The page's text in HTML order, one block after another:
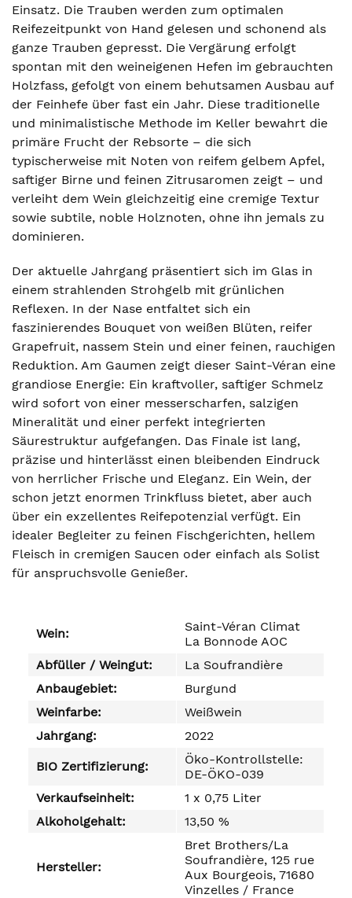
Einsatz. Die Trauben werden zum optimalen
Reifezeitpunkt von Hand gelesen und schonend als
ganze Trauben gepresst. Die Vergärung erfolgt
spontan mit den weineigenen Hefen im gebrauchten
Holzfass, gefolgt von einem behutsamen Ausbau auf
der Feinhefe über fast ein Jahr. Diese traditionelle
und minimalistische Methode im Keller bewahrt die
primäre Frucht der Rebsorte – die sich
typischerweise mit Noten von reifem gelbem Apfel,
saftiger Birne und feinen Zitrusaromen zeigt – und
verleiht dem Wein gleichzeitig eine cremige Textur
sowie subtile, noble Holznoten, ohne ihn jemals zu
dominieren.
Der aktuelle Jahrgang präsentiert sich im Glas in
einem strahlenden Strohgelb mit grünlichen
Reflexen. In der Nase entfaltet sich ein
faszinierendes Bouquet von weißen Blüten, reifer
Grapefruit, nassem Stein und einer feinen, rauchigen
Reduktion. Am Gaumen zeigt dieser Saint-Véran eine
grandiose Energie: Ein kraftvoller, saftiger Schmelz
wird sofort von einer messerscharfen, salzigen
Mineralität und einer perfekt integrierten
Säurestruktur aufgefangen. Das Finale ist lang,
präzise und hinterlässt einen bleibenden Eindruck
von herrlicher Frische und Eleganz. Ein Wein, der
schon jetzt enormen Trinkfluss bietet, aber auch
über ein exzellentes Reifepotenzial verfügt. Ein
idealer Begleiter zu feinen Fischgerichten, hellem
Fleisch in cremigen Saucen oder einfach als Solist
für anspruchsvolle Genießer.
Wein:
Saint-Véran Climat
La Bonnode AOC
Abfüller / Weingut:
La Soufrandière
Anbaugebiet:
Burgund
Weinfarbe:
Weißwein
Jahrgang:
2022
BIO Zertifizierung:
Öko-Kontrollstelle:
DE-ÖKO-039
Verkaufseinheit:
1 x 0,75 Liter
Alkoholgehalt:
13,50 %
Hersteller:
Bret Brothers/La
Soufrandière, 125 rue
Aux Bourgeois, 71680
Vinzelles / France